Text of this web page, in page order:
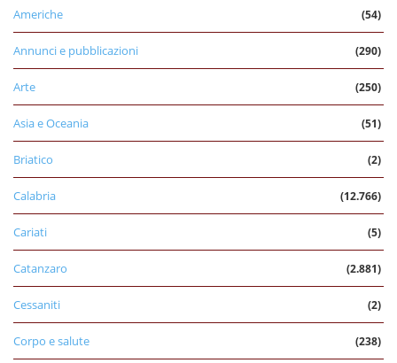
Americhe (54)
Annunci e pubblicazioni (290)
Arte (250)
Asia e Oceania (51)
Briatico (2)
Calabria (12.766)
Cariati (5)
Catanzaro (2.881)
Cessaniti (2)
Corpo e salute (238)